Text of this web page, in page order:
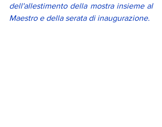
dell'allestimento della mostra insieme al
Maestro e della serata di inaugurazione.